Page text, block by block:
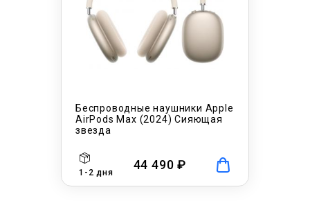
Беспроводные наушники Apple
AirPods Max (2024) Сияющая
звезда
44 490 ₽
1-2 дня